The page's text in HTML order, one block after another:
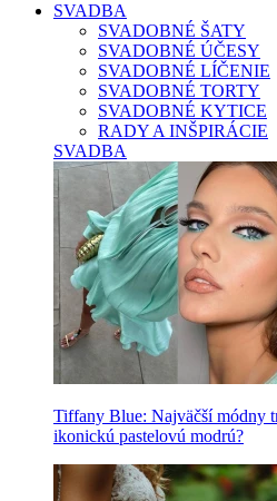
SVADBA
SVADOBNÉ ŠATY
SVADOBNÉ ÚČESY
SVADOBNÉ LÍČENIE
SVADOBNÉ TORTY
SVADOBNÉ KYTICE
RADY A INŠPIRÁCIE
SVADBA
Tiffany Blue: Najväčší módny
ikonickú pastelovú modrú?